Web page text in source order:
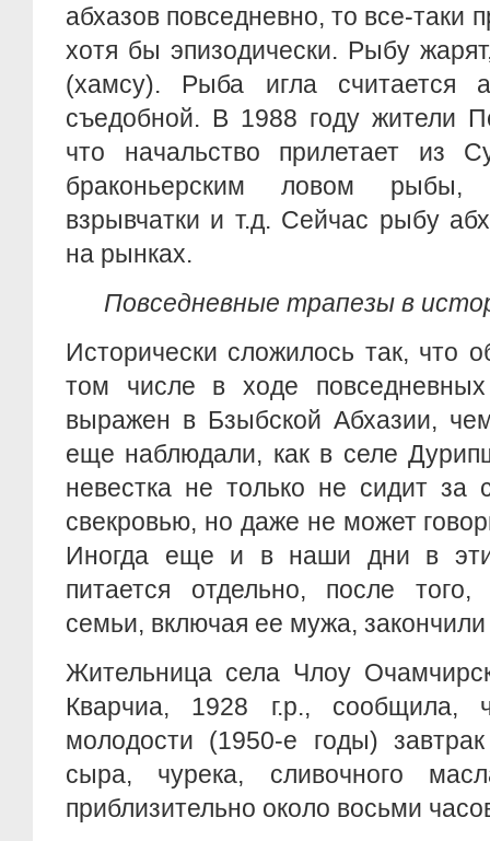
абхазов повседневно, то все-таки
хотя бы эпизодически. Рыбу
(хамсу). Рыба игла считается
съедобной. В 1988 году жители
что начальство прилетает из
браконьерским ловом рыбы,
взрывчатки и т.д. Сейчас рыбу
на рынках.
Повседневные трапезы в
Исторически сложилось так, что
том числе в ходе
выражен в Бзыбской Абхазии,
еще наблюдали, как в селе
невестка не только не сидит за
свекровью, но даже не может
Иногда еще и в наши дни в
питается отдельно, после
семьи, включая ее мужа, закончили
Жительница села Члоу
Кварчиа, 1928 г.р.,
молодости (1950-е годы)
сыра, чурека, сливочного
приблизительно около восьми